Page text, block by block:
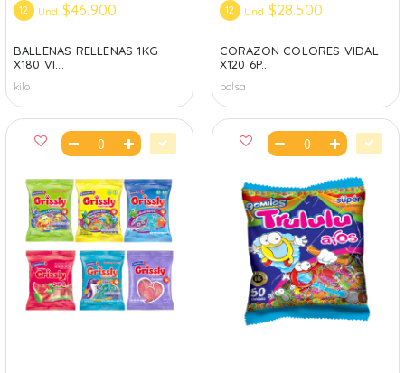
12 Und $46.900
BALLENAS RELLENAS 1KG
X180 VI...
kilo
12 Und $28.500
CORAZON COLORES VIDAL
X120 6P...
bolsa